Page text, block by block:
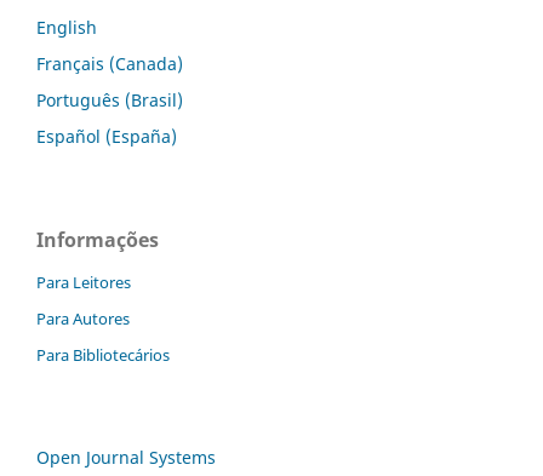
English
Français (Canada)
Português (Brasil)
Español (España)
Informações
Para Leitores
Para Autores
Para Bibliotecários
Open Journal Systems